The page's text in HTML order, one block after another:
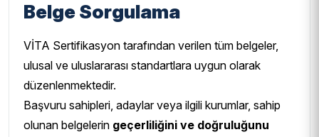
Belge Sorgulama
VİTA Sertifikasyon tarafından verilen tüm belgeler,
ulusal ve uluslararası standartlara uygun olarak
düzenlenmektedir.
Başvuru sahipleri, adaylar veya ilgili kurumlar, sahip
olunan belgelerin geçerliliğini ve doğruluğunu